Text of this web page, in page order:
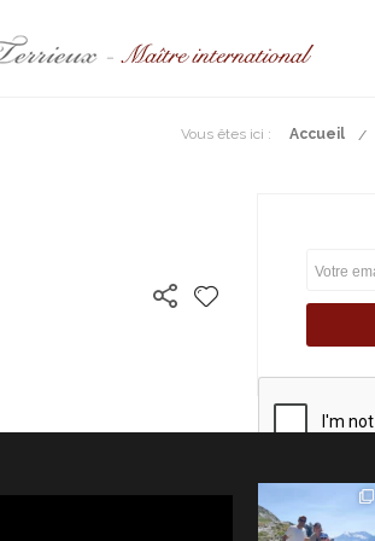
Vous êtes ici : Accueil